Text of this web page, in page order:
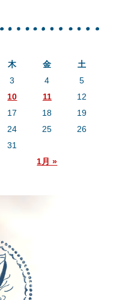
木 金 土
1月 »
3 4
5
10 11
12
17 18
19
24 25
26
31